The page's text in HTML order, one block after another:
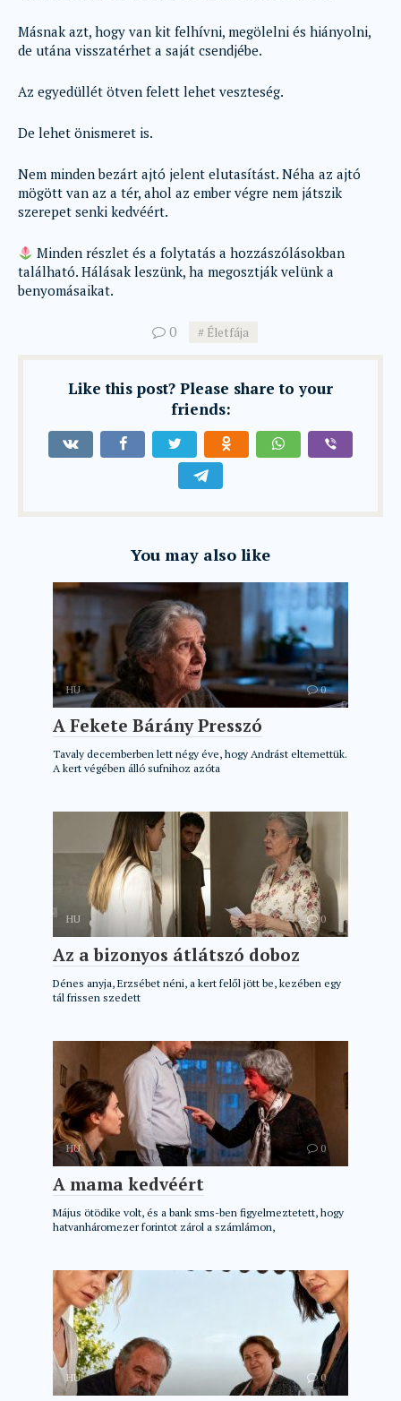
Másnak azt, hogy van kit felhívni, megölelni és hiányolni,
de utána visszatérhet a saját csendjébe.
Az egyedüllét ötven felett lehet veszteség.
De lehet önismeret is.
Nem minden bezárt ajtó jelent elutasítást. Néha az ajtó
mögött van az a tér, ahol az ember végre nem játszik
szerepet senki kedvéért.
Minden részlet és a folytatás a hozzászólásokban
található. Hálásak leszünk, ha megosztják velünk a
benyomásaikat.
0 Életfája
Like this post? Please share to your
friends:
You may also like
HU 0
A Fekete Bárány Presszó
Tavaly decemberben lett négy éve, hogy Andrást eltemettük.
A kert végében álló sufnihoz azóta
HU 0
Az a bizonyos átlátszó doboz
Dénes anyja, Erzsébet néni, a kert felől jött be, kezében egy
tál frissen szedett
HU 0
A mama kedvéért
Május ötödike volt, és a bank sms-ben figyelmeztetett, hogy
hatvanháromezer forintot zárol a számlámon,
HU 0